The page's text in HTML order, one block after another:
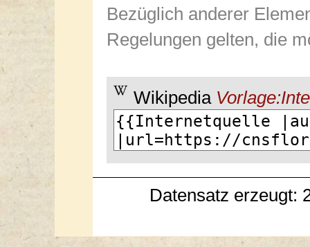
Bezüglich anderer
Regelungen gelten, die
Wikipedia
Datensatz erzeugt: